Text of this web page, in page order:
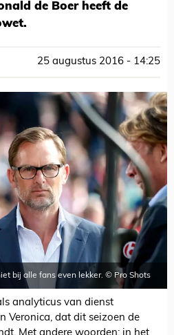
de Boer heeft de
25 augustus 2016 - 14:25
bij alle fans even lekker. © Pro Shots
analyticus van dienst
Veronica, dat dit seizoen de